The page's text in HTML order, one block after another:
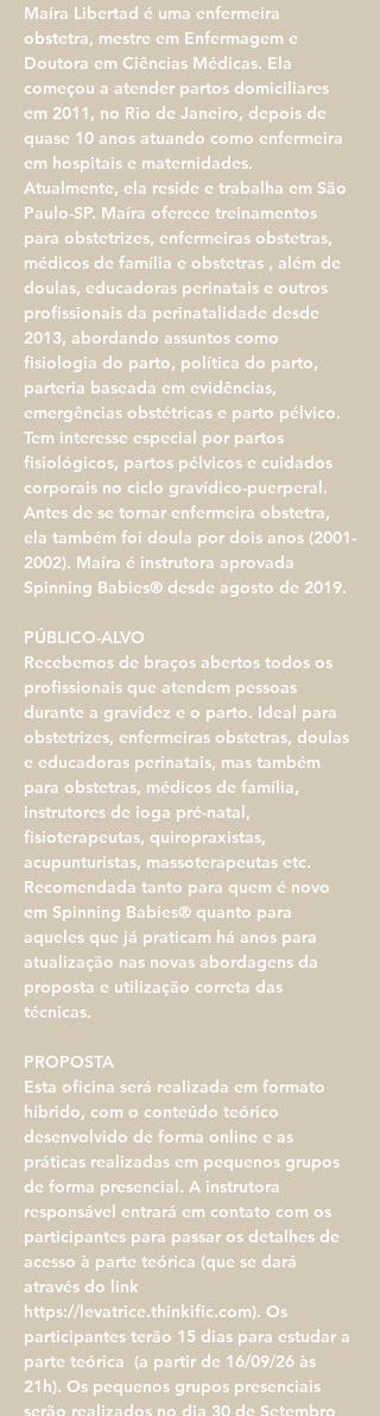
Maíra Libertad é uma enfermeira
obstetra, mestre em Enfermagem e
Doutora em Ciências Médicas. Ela
começou a atender partos domiciliares
em 2011, no Rio de Janeiro, depois de
quase 10 anos atuando como enfermeira
em hospitais e maternidades.
Atualmente, ela reside e trabalha em São
Paulo-SP. Maíra oferece treinamentos
para obstetrizes, enfermeiras obstetras,
médicos de família e obstetras , além de
doulas, educadoras perinatais e outros
profissionais da perinatalidade desde
2013, abordando assuntos como
fisiologia do parto, política do parto,
parteria baseada em evidências,
emergências obstétricas e parto pélvico.
Tem interesse especial por partos
fisiológicos, partos pélvicos e cuidados
corporais no ciclo gravídico-puerperal.
Antes de se tornar enfermeira obstetra,
ela também foi doula por dois anos (2001-
2002). Maíra é instrutora aprovada
Spinning Babies® desde agosto de 2019.
PÚBLICO-ALVO
Recebemos de braços abertos todos os
profissionais que atendem pessoas
durante a gravidez e o parto. Ideal para
obstetrizes, enfermeiras obstetras, doulas
e educadoras perinatais, mas também
para obstetras, médicos de família,
instrutores de ioga pré-natal,
fisioterapeutas, quiropraxistas,
acupunturistas, massoterapeutas etc.
Recomendada tanto para quem é novo
em Spinning Babies® quanto para
aqueles que já praticam há anos para
atualização nas novas abordagens da
proposta e utilização correta das
técnicas.
PROPOSTA​
​Esta oficina será realizada em formato
híbrido, com o conteúdo teórico
desenvolvido de forma online e as
práticas realizadas em pequenos grupos
de forma presencial. A instrutora
responsável entrará em contato com os
participantes para passar os detalhes de
acesso à parte teórica (que se dará
através do link
https://levatrice.thinkific.com). Os
participantes terão 15 dias para estudar a
parte teórica  (a partir de 16/09/26 às
21h). Os pequenos grupos presenciais
serão realizados no dia 30 de Setembro